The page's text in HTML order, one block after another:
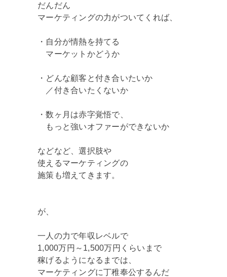
だんだん
マーケティングの力がついてくれば、
・自分が情熱を持てる
マーケットかどうか
・どんな顧客と付き合いたいか
／付き合いたくないか
・数ヶ月は赤字覚悟で、
もっと強いオファーができないか
などなど、選択肢や
使えるマーケティングの
施策も増えてきます。
が、
一人の力で年収レベルで
1,000万円～1,500万円くらいまで
稼げるようになるまでは、
マーケティングに丁稚奉公するんだ